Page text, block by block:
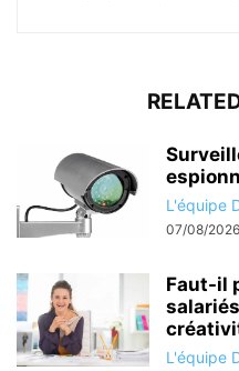
L'équipe
07/08/2026
Faut-il
L'équipe